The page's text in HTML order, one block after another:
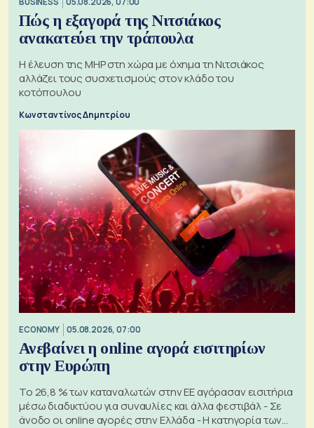
Πώς η εξαγορά της Νιτσιάκος
ανακατεύει την τράπουλα
H έλευση της MHP στη χώρα με όχημα τη Νιτσιάκος
αλλάζει τους συσχετισμούς στον κλάδο του
κοτόπουλου
Κωνσταντίνος Δημητρίου
ECONOMY 05.08.2026, 07:00
Ανεβαίνει η online αγορά εισιτηρίων
στην Ευρώπη
Το 26,8 % των καταναλωτών στην ΕΕ αγόρασαν εισιτήρια
μέσω διαδικτύου για συναυλίες και άλλα φεστιβάλ - Σε
άνοδο οι online αγορές στην Ελλάδα - Η κατηγορία των